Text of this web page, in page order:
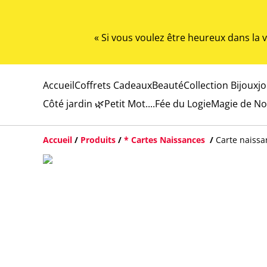
« Si vous voulez être heureux dans
AccueilCoffrets CadeauxBeautéCollection Bijoux
Côté jardin 🌿Petit Mot....Fée du LogieMagie de
Accueil / Produits / * Cartes Naissances / Carte